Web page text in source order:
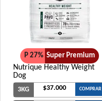
P 27% Super Premium
Nutrique Healthy Weight
Dog
3KG $37.000 COMPRAR